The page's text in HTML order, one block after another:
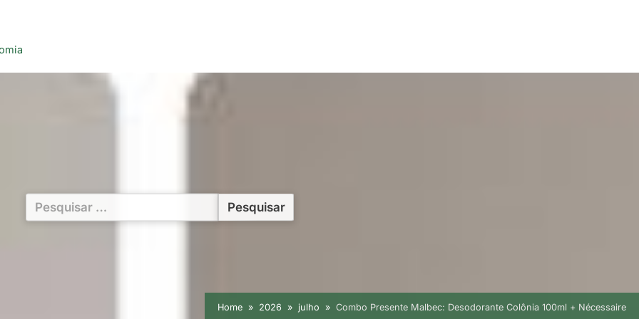
Pesquisar
por:
Home 2026 julho Combo Presente Malbec: Desodorante Colônia 100ml + Nécessaire